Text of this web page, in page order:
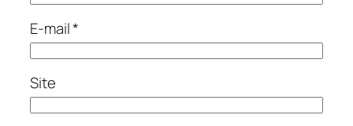
E-mail*
Site